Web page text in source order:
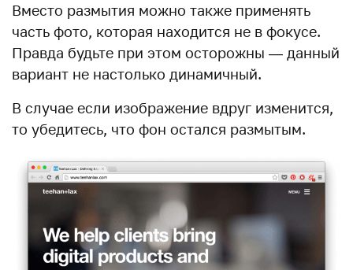
Вместо размытия можно также применять
часть фото, которая находится не в фокусе.
Правда будьте при этом осторожны — данный
вариант не настолько динамичный.
В случае если изображение вдруг изменится,
то убедитесь, что фон остался размытым.